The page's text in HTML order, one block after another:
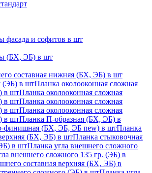
фасада и софитов в шт
(БХ, ЭБ) в шт
составная нижняя (БХ, ЭБ) в шт
(ЭБ) в штПланка околооконная сложная
в штПланка околооконная сложная
в штПланка околооконная сложная
в штПланка околооконная сложная
в штПланка П-образная (БХ, ЭБ) в
финишная (БХ, ЭБ, ЭБ new) в штПланка
(БХ, ЭБ) в штПланка стыковочная
в штПланка угла внешнего сложного
внешнего сложного 135 гр. (ЭБ) в
составная верхняя (БХ, ЭБ) в